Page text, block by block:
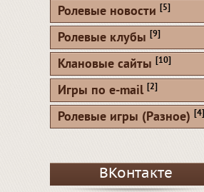
Ролевые новости [5]
Ролевые клубы [9]
Клановые сайты [10]
Игры по e-mail [2]
Ролевые игры (Разное) [4]
ВКонтакте